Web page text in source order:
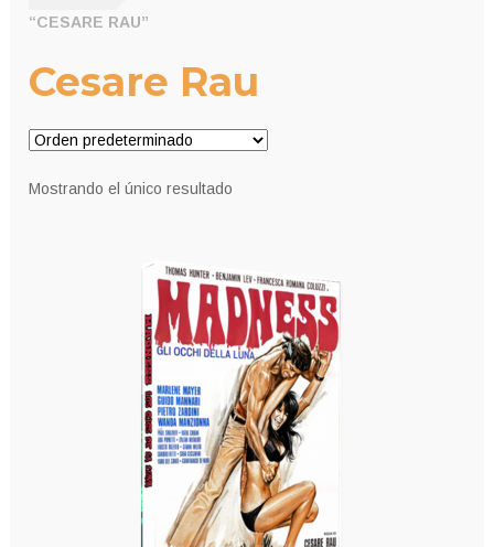
“CESARE RAU”
Cesare Rau
Mostrando el único resultado